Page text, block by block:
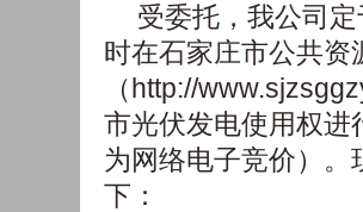
受委托，我公司
时在石家庄市公共资
（http://
市光伏发电使用权进
为网络电子竞价）
下：